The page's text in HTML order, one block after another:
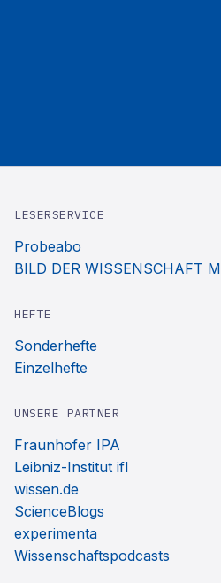
LESERSERVICE
Probeabo
BILD DER WISSENSCHAFT
HEFTE
Sonderhefte
Einzelhefte
UNSERE PARTNER
Fraunhofer IPA
Leibniz-Institut ifl
wissen.de
ScienceBlogs
experimenta
Wissenschaftspodcasts